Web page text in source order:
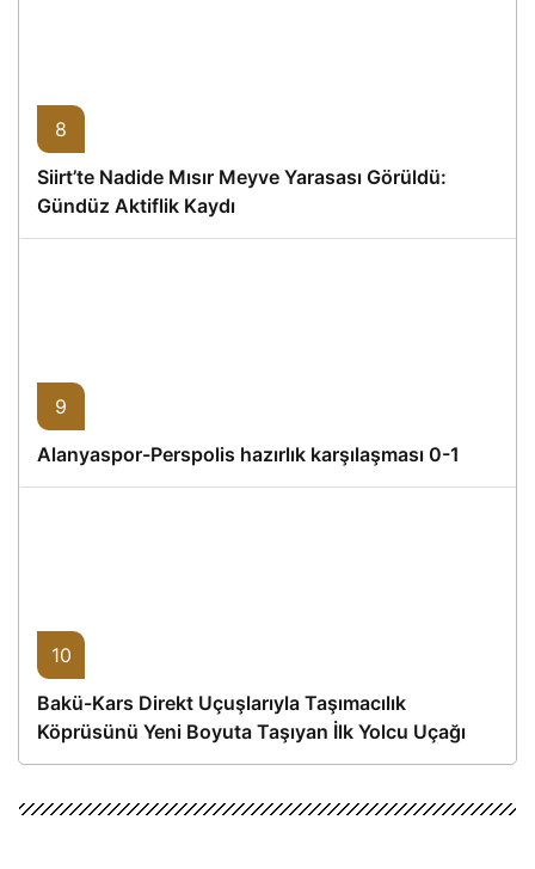
8
Siirt’te Nadide Mısır Meyve Yarasası Görüldü:
Gündüz Aktiflik Kaydı
9
Alanyaspor-Perspolis hazırlık karşılaşması 0-1
10
Bakü-Kars Direkt Uçuşlarıyla Taşımacılık
Köprüsünü Yeni Boyuta Taşıyan İlk Yolcu Uçağı
Hareket Etti